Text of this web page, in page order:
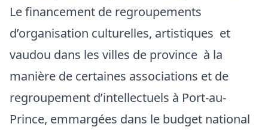
Le financement de regroupements
d’organisation culturelles, artistiques et
vaudou dans les villes de province à la
manière de certaines associations et de
regroupement d’intellectuels à Port-au-
Prince, emmargées dans le budget national